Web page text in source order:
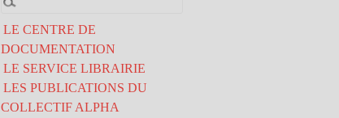
LE CENTRE DE
DOCUMENTATION
LE SERVICE LIBRAIRIE
LES PUBLICATIONS DU
COLLECTIF ALPHA